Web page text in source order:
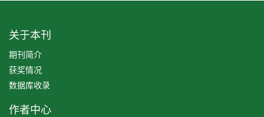
关于本刊
期刊简介
获奖情况
数据库收录
作者中心